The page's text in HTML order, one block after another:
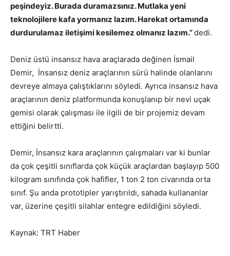
peşindeyiz. Burada duramazsınız. Mutlaka yeni
teknolojilere kafa yormanız lazım. Harekat ortamında
durdurulamaz iletişimi kesilemez olmanız lazım.”dedi.
Deniz üstü insansız hava araçlarada değinen İsmail
Demir, İnsansız deniz araçlarının sürü halinde olanlarını
devreye almaya çalıştıklarını söyledi. Ayrıca insansız hava
araçlarının deniz platformunda konuşlanıp bir nevi uçak
gemisi olarak çalışması ile ilgili de bir projemiz devam
ettiğini belirtti.
Demir, İnsansız kara araçlarının çalışmaları var ki bunlar
da çok çeşitli sınıflarda çok küçük araçlardan başlayıp 500
kilogram sınıfında çok hafifler, 1 ton 2 ton civarında orta
sınıf. Şu anda prototipler yarıştırıldı, sahada kullananlar
var, üzerine çeşitli silahlar entegre edildiğini söyledi.
Kaynak: TRT Haber